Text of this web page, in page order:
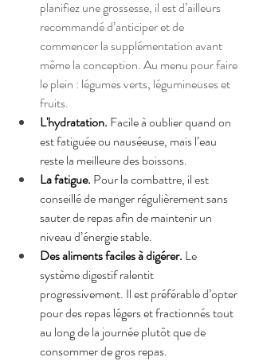
planifiez une grossesse, il est d’ailleurs
recommandé d’anticiper et de
commencer la supplémentation avant
même la conception. Au menu pour faire
le plein : légumes verts, légumineuses et
fruits.
L'hydratation. Facile à oublier quand on
est fatiguée ou nauséeuse, mais l’eau
reste la meilleure des boissons.
La fatigue. Pour la combattre, il est
conseillé de manger régulièrement sans
sauter de repas afin de maintenir un
niveau d’énergie stable.
Des aliments faciles à digérer. Le
système digestif ralentit
progressivement. Il est préférable d’opter
pour des repas légers et fractionnés tout
au long de la journée plutôt que de
consommer de gros repas.